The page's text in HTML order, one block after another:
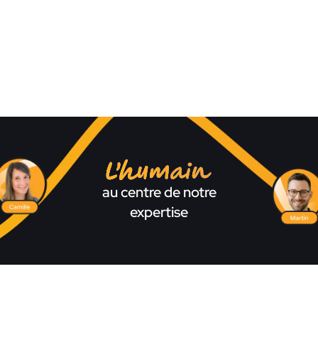
L'humain
au centre de notre
expertise